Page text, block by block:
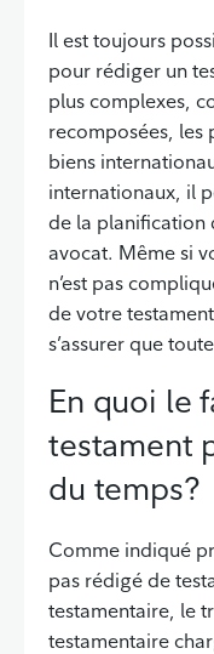
Il est toujours
pour rédiger un
plus complexes,
recomposées, les
biens
internationaux, il
de la planification
avocat. Même si
n’est pas
de votre
s’assurer que
En quoi le
testament
du temps?
Comme indiqué
pas rédigé de
testamentaire, le
testamentaire